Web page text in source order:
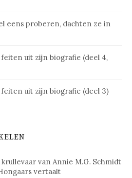
eens proberen, dachten ze in
uit zijn biografie (deel 4,
uit zijn biografie (deel 3)
van Annie M.G. Schmidt
vertaalt